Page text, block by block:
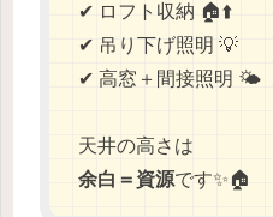
✔ ロフト収納 🏠⬆️
✔ 吊り下げ照明 💡
✔ 高窓＋間接照明 🌤️
天井の高さは
余白＝資源です✨🏠